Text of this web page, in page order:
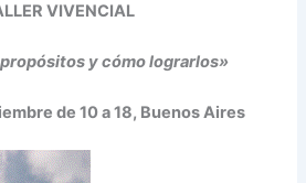
VIVENCIAL
propósitos y cómo lograrlos»
de 10 a 18, Buenos Aires